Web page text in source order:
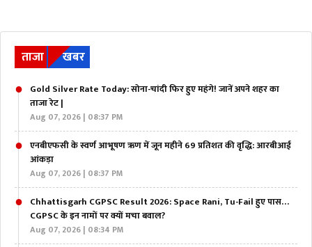
ताजा खबर
Gold Silver Rate Today: सोना-चांदी फिर हुए महंगे! जानें अपने शहर का
ताजा रेट |
Aug 07, 2026 | 08:37 PM
एनबीएफसी के स्वर्ण आभूषण ऋण में जून महीने 69 प्रतिशत की वृद्धि: आरबीआई
आंकड़ा
Aug 07, 2026 | 08:37 PM
Chhattisgarh CGPSC Result 2026: Space Rani, Tu-Fail हुए पास…
CGPSC के इन नामों पर क्यों मचा बवाल?
Aug 07, 2026 | 08:34 PM